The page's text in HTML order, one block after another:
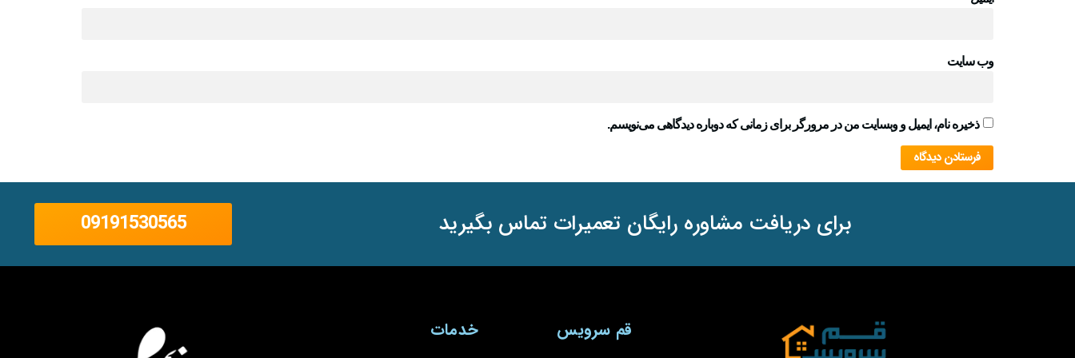
وب‌ سایت
ذخیره نام، ایمیل و وبسایت من در مرورگر برای زمانی که دوباره دیدگاهی می‌نویسم.
برای دریافت مشاوره رایگان تعمیرات تماس بگیرید 09191530565
قم سرویس خدمات